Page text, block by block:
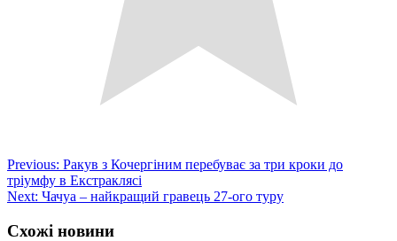
Post
navigation
Previous: Ракув з Кочергіним перебуває за три кроки до
тріумфу в Екстраклясі
Next: Чачуа – найкращий гравець 27-ого туру
Схожі новини